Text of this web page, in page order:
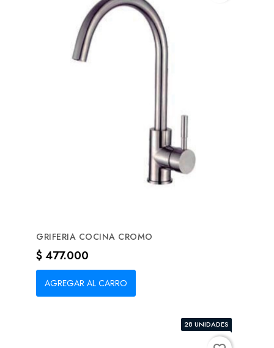
GRIFERIA COCINA CROMO
Precio
$ 477.000
AGREGAR AL CARRO
28 UNIDADES